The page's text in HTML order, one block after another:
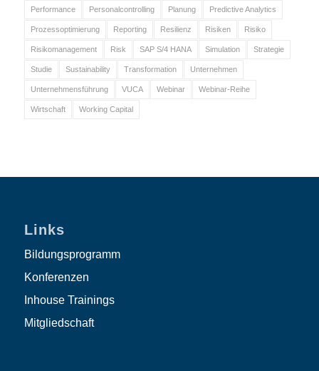
Performance Personalcontrolling Planung Predictive Analytics
Prozessoptimierung Reporting Resilienz Risiken Risiko
Risikomanagement Risk SAP S/4 HANA Simulation Strategie
Studie Sustainability Transformation Unternehmen
Unternehmensführung VUCA Webinar Webinar-Reihe
Wirtschaft Working Capital
Links
Bildungsprogramm
Konferenzen
Inhouse Trainings
Mitgliedschaft